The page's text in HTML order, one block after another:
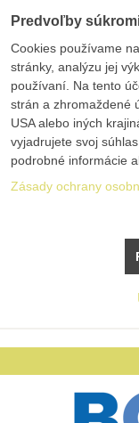
Predvoľby
Cookies používame
stránky, analýzu jej
používaní. Na tento
strán a zhromaždené
USA alebo iných
vyjadrujete svoj
podrobné informácie
Zásady ochrany